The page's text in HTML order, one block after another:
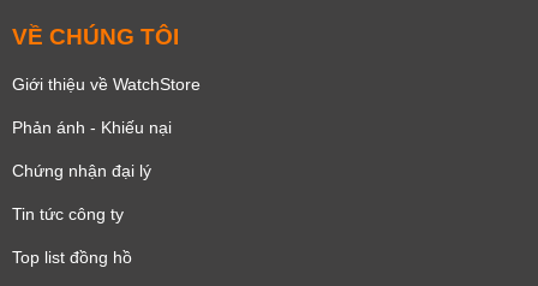
VỀ CHÚNG TÔI
Giới thiệu về WatchStore
Phản ánh - Khiếu nại
Chứng nhận đại lý
Tin tức công ty
Top list đồng hồ